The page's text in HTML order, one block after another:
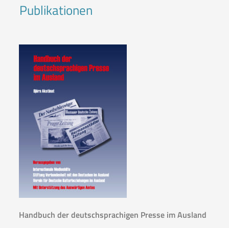
Publikationen
Handbuch der deutschsprachigen Presse im Ausland